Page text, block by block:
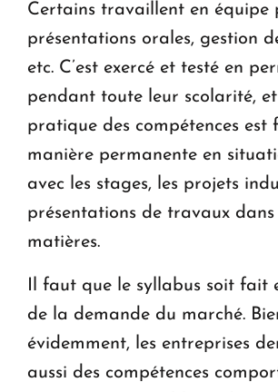
Certains travaillent en équipe
présentations orales, gestion
etc. C’est exercé et testé en
pendant toute leur scolarité,
pratique des compétences est
manière permanente en
avec les stages, les projets
présentations de travaux dans
matières.
Il faut que le syllabus soit fait
de la demande du marché.
évidemment, les entreprises
aussi des compétences